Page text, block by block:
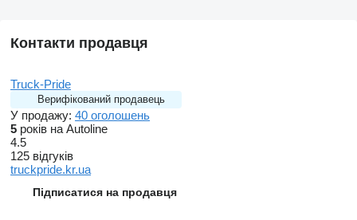
Контакти продавця
Truck-Pride
Верифікований продавець
У продажу: 40 оголошень
5 років на Autoline
4.5
125 відгуків
truckpride.kr.ua
Підписатися на продавця